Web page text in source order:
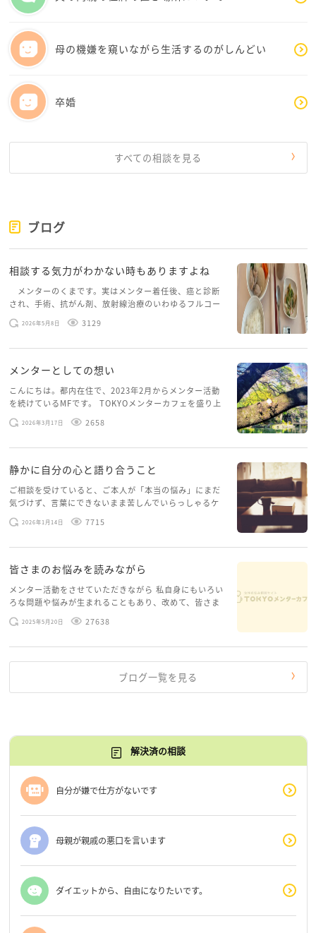
これからは少しずつ、「どう生き延びるか」ではな
しても良い時期なのだと思います。
ね。
ご自身の状況が少しずつ落ち着くと、見える世界が変
時間をまずは優先的に考えていきましょう。
母の機嫌を窺いながら生活するのがしんどい
卒婚
すべての相談を見る
ブログ
相談する気力がわかない時もありますよね
メンターのくまです。実はメンター着任後、癌と診断
され、手術、抗がん剤、放射線治療のいわゆるフルコー
スを体験していて、しばらくメンターカフェに来られて
いませんでした。体力だけでなく、気力も落ちパソコン
2026年5月8日 3129
メンターとしての想い
こんにちは。都内在住で、2023年2月からメンター活動
を続けているMFです。 TOKYOメンターカフェを盛り上
げたいという想いから、勇気を出して初めてブログを投
稿してみようと思います。少し自分のことを書いてみま
2026年3月17日 2658
静かに自分の心と語り合うこと
ご相談を受けていると、ご本人が「本当の悩み」にまだ
気づけず、言葉にできないまま苦しんでいらっしゃるケ
ースがありますお悩みというのは、心の深いところ（深
層心理）に触れることで、まったく違う角度から解決の
2026年1月14日 7715
皆さまのお悩みを読みながら
メンター活動をさせていただきながら 私自身にもいろい
ろな問題や悩みが生まれることもあり、改めて、皆さま
のお悩みを読みながら 「みんな、もがいてる。わたし
だけじゃないんだな」と、逆に励まされるような日々で
2025年5月20日 27638
ブログ一覧を見る
解決済の相談
自分が嫌で仕方がないです
母親が親戚の悪口を言います
ダイエットから、自由になりたいです。